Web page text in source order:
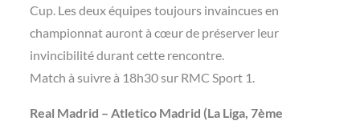
Cup. Les deux équipes toujours invaincues en
championnat auront à cœur de préserver leur
invincibilité durant cette rencontre.
Match à suivre à 18h30 sur RMC Sport 1.
Real Madrid – Atletico Madrid (La Liga, 7ème